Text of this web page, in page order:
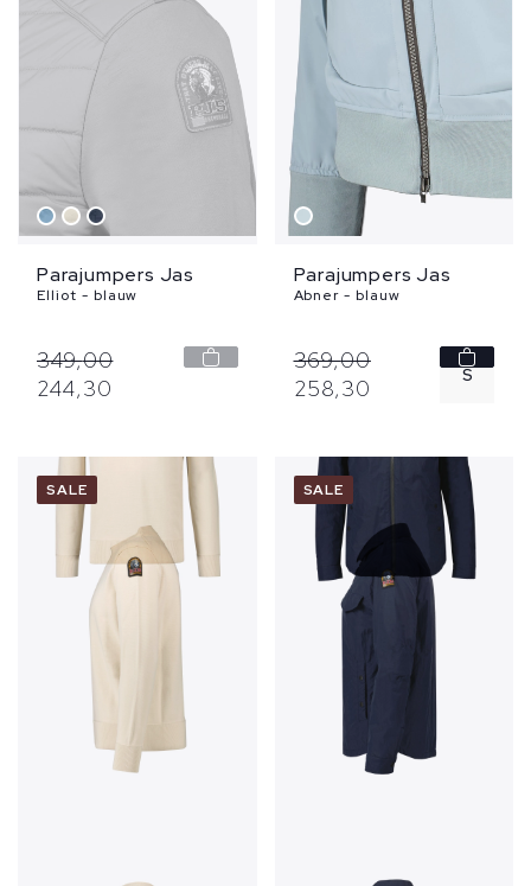
Parajumpers Jas
Elliot - blauw
349,00
244,30
Parajumpers Jas
Abner - blauw
369,00
258,30 S
SALE SALE